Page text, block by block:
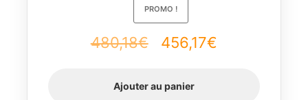
PROMO !
480,18€
Le
initial
456,17€
Ajouter au panier